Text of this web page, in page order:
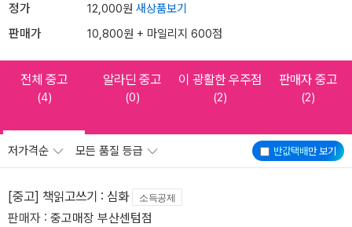
정가 12,000원 새상품보기
판매가 10,800원 + 마일리지 600점
전체 중고
(4)
알라딘 중고
(0)
이 광활한 우주점
(2)
판매자 중고
(2)
반값택배만 보기
저가격순 모든 품질 등급
[중고] 책읽고쓰기 : 심화 소득공제
판매자 : 중고매장 부산센텀점